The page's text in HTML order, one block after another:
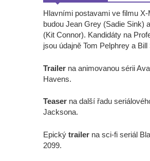
Hlavními postavami ve filmu
budou Jean Grey (Sadie Sink)
(Kit Connor). Kandidáty na
jsou údajně Tom Pelphrey a
Trailer na animovanou sérii
Havens.
Teaser na další řadu
Jacksona.
Epický trailer na sci-fi seriál
2099.